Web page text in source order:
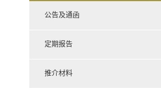
公告及通函
定期报告
推介材料